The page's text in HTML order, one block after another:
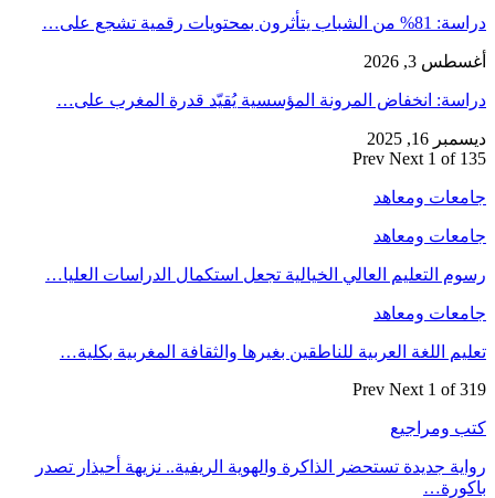
دراسة: 81% من الشباب يتأثرون بمحتويات رقمية تشجع على…
أغسطس 3, 2026
دراسة: انخفاض المرونة المؤسسية يُقيّد قدرة المغرب على…
ديسمبر 16, 2025
Prev Next 1 of 135
جامعات ومعاهد
جامعات ومعاهد
رسوم التعليم العالي الخيالية تجعل استكمال الدراسات العليا…
جامعات ومعاهد
تعليم اللغة العربية للناطقين بغيرها والثقافة المغربية بكلية…
Prev Next 1 of 319
كتب ومراجيع
رواية جديدة تستحضر الذاكرة والهوية الريفية.. نزيهة أحيذار تصدر
باكورة…